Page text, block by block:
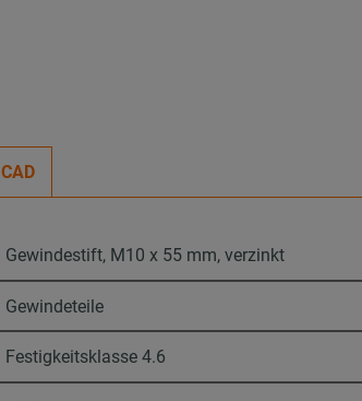
CAD
Gewindestift, M10 x 55 mm, verzinkt
Gewindeteile
Festigkeitsklasse 4.6